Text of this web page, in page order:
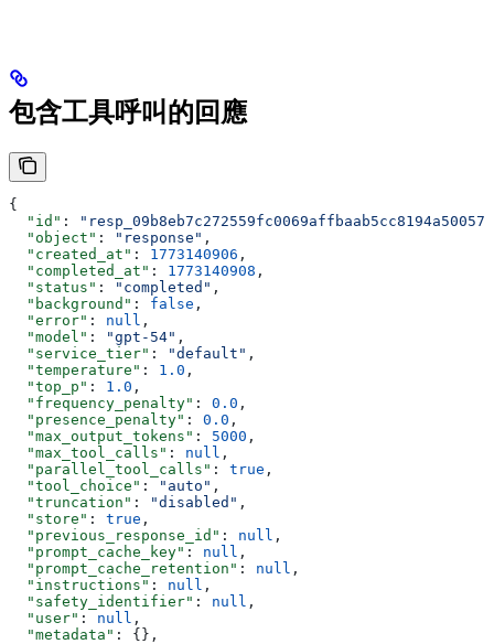
包含工具呼叫的回應
{
  "id"
:
  "object"
: "response" ,
  "created_at"
: 1773140906 ,
  "completed_at"
: 1773140908 ,
  "status"
: "completed" ,
  "background"
: false ,
  "error"
: null ,
  "model"
: "gpt-54" ,
  "service_tier"
: "default" ,
  "temperature"
: 1.0 ,
  "top_p"
: 1.0 ,
  "frequency_penalty"
: 0.0 ,
  "presence_penalty"
: 0.0 ,
  "max_output_tokens"
: 5000 ,
  "max_tool_calls"
: null ,
  "parallel_tool_calls"
: true ,
  "tool_choice"
: "auto" ,
  "truncation"
: "disabled" ,
  "store"
: true ,
  "previous_response_id"
: null ,
  "prompt_cache_key"
: null ,
  "prompt_cache_retention"
: null ,
  "instructions"
: null ,
  "safety_identifier"
: null ,
  "user"
: null ,
  "metadata"
: {},